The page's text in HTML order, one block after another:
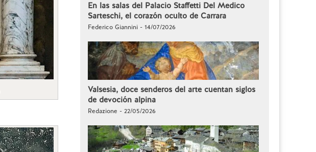
En las salas del Palacio Staffetti Del Medico
Sarteschi, el corazón oculto de Carrara
Federico Giannini - 14/07/2026
Valsesia, doce senderos del arte cuentan siglos
de devoción alpina
Redazione - 22/05/2026